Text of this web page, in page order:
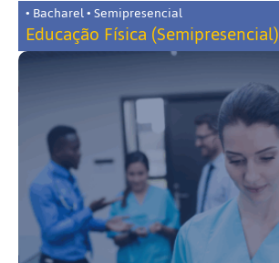
• Bacharel • Semipresencial
Educação Física (Semipresencial)